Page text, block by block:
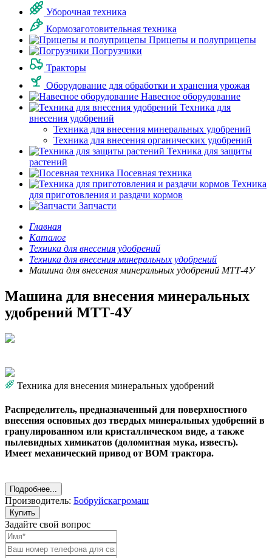
Уборочная техника
Кормозаготовительная техника
Прицепы и полуприцепы
Погрузчики
Тракторы
Оборудование для обработки и хранения урожая
Навесное оборудование
Техника для
внесения удобрений
Техника для внесения минеральных удобрений
Техника для внесения органических удобрений
Техника для защиты
растений
Посевная техника
Техника
для приготовления и раздачи кормов
Запчасти
Главная
Каталог
Техника для внесения удобрений
Техника для внесения минеральных удобрений
Машина для внесения минеральных удобрений МТТ-4У
Машина для внесения минеральных
удобрений МТТ-4У
Техника для внесения минеральных удобрений
Распределитель, предназначенный для поверхностного
внесения основных доз твердых минеральных удобрений в
гранулированном или кристаллическом виде, а также
пылевидных химикатов (доломитная мука, известь).
Имеет механический привод от ВОМ трактора.
Подробнее...
Производитель: Бобруйскагромаш
Купить
Задайте свой вопрос